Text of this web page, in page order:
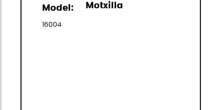
Model: Motxilla
16004